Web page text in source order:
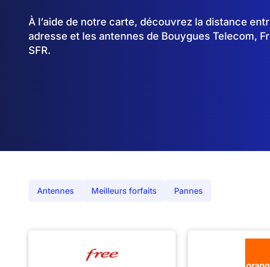
À l’aide de notre carte, découvrez la distance
adresse et les antennes de Bouygues Telecom,
SFR.
Antennes Meilleurs forfaits Pannes